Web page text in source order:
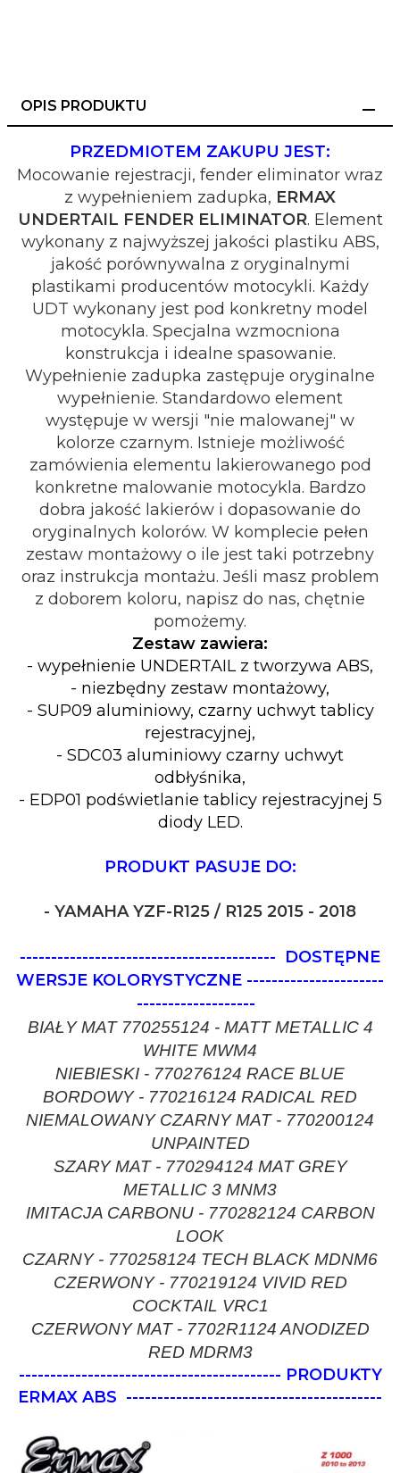
OPIS PRODUKTU
PRZEDMIOTEM ZAKUPU JEST:
Mocowanie rejestracji, fender eliminator wraz
z wypełnieniem zadupka, ERMAX
UNDERTAIL FENDER ELIMINATOR. Element
wykonany z najwyższej jakości plastiku ABS,
jakość porównywalna z oryginalnymi
plastikami producentów motocykli. Każdy
UDT wykonany jest pod konkretny model
motocykla. Specjalna wzmocniona
konstrukcja i idealne spasowanie.
Wypełnienie zadupka zastępuje oryginalne
wypełnienie. Standardowo element
występuje w wersji "nie malowanej" w
kolorze czarnym. Istnieje możliwość
zamówienia elementu lakierowanego pod
konkretne malowanie motocykla. Bardzo
dobra jakość lakierów i dopasowanie do
oryginalnych kolorów. W komplecie pełen
zestaw montażowy o ile jest taki potrzebny
oraz instrukcja montażu. Jeśli masz problem
z doborem koloru, napisz do nas, chętnie
pomożemy.
Zestaw zawiera:
- wypełnienie UNDERTAIL z tworzywa ABS,
- niezbędny zestaw montażowy,
- SUP09 aluminiowy, czarny uchwyt tablicy
rejestracyjnej,
- SDC03 aluminiowy czarny uchwyt
odbłyśnika,
- EDP01 podświetlanie tablicy rejestracyjnej 5
diody LED.
PRODUKT PASUJE DO:
- YAMAHA YZF-R125 / R125 2015 - 2018
----------------------------------------- DOSTĘPNE
WERSJE KOLORYSTYCZNE ----------------------
-------------------
BIAŁY MAT 770255124 - MATT METALLIC 4
WHITE MWM4
NIEBIESKI - 770276124 RACE BLUE
BORDOWY - 770216124 RADICAL RED
NIEMALOWANY CZARNY MAT - 770200124
UNPAINTED
SZARY MAT - 770294124 MAT GREY
METALLIC 3 MNM3
IMITACJA CARBONU - 770282124 CARBON
LOOK
CZARNY - 770258124 TECH BLACK MDNM6
CZERWONY - 770219124 VIVID RED
COCKTAIL VRC1
CZERWONY MAT - 7702R1124 ANODIZED
RED MDRM3
------------------------------------------ PRODUKTY
ERMAX ABS -----------------------------------------